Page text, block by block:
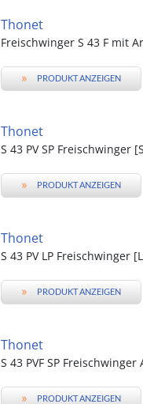
Thonet
Freischwinger S 43 F mit
» PRODUKT ANZEIGEN
Thonet
S 43 PV SP Freischwinger
» PRODUKT ANZEIGEN
Thonet
S 43 PV LP Freischwinger
» PRODUKT ANZEIGEN
Thonet
S 43 PVF SP
» PRODUKT ANZEIGEN